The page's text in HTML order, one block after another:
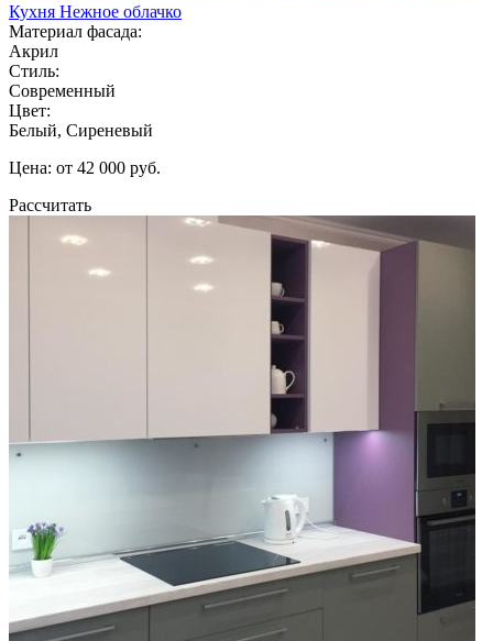
Кухня Нежное облачко
Материал фасада:
Акрил
Стиль:
Современный
Цвет:
Белый, Сиреневый
Цена: от 42 000 руб.
Рассчитать